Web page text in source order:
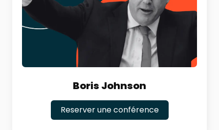
Boris Johnson
Reserver une conférence